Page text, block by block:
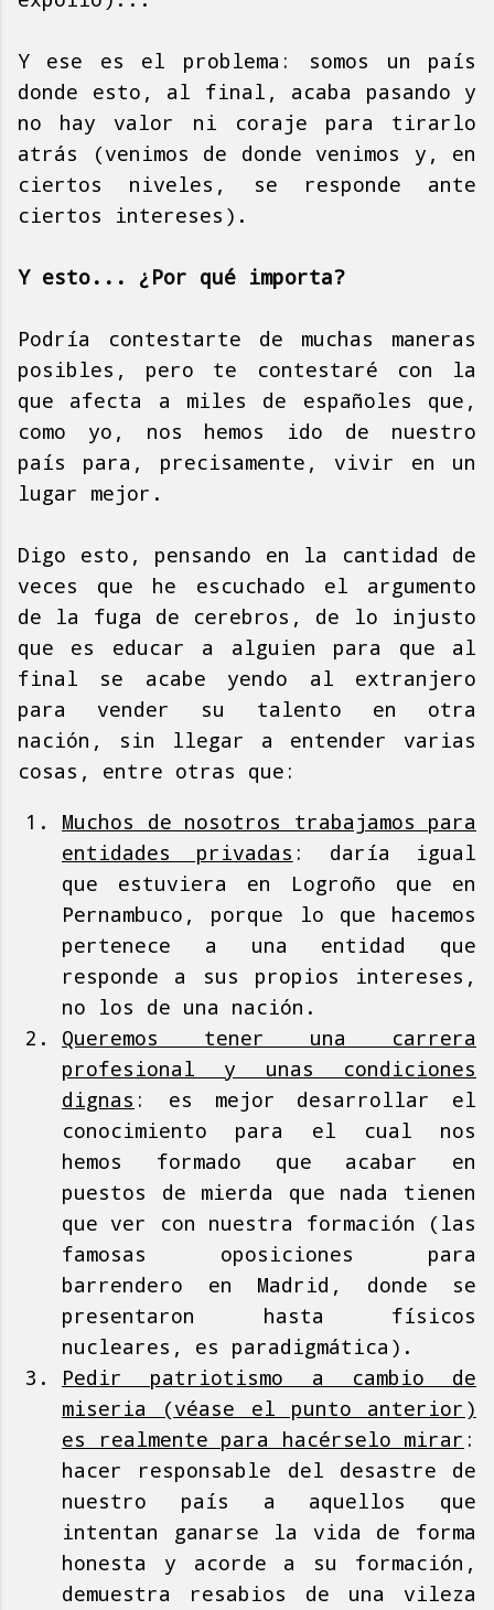
Y ese es el problema: somos un país
donde esto, al final, acaba pasando y
no hay valor ni coraje para tirarlo
atrás (venimos de donde venimos y, en
ciertos niveles, se responde ante
ciertos intereses).
Y esto... ¿Por qué importa?
Podría contestarte de muchas maneras
posibles, pero te contestaré con la
que afecta a miles de españoles que,
como yo, nos hemos ido de nuestro
país para, precisamente, vivir en un
lugar mejor.
Digo esto, pensando en la cantidad de
veces que he escuchado el argumento
de la fuga de cerebros, de lo injusto
que es educar a alguien para que al
final se acabe yendo al extranjero
para vender su talento en otra
nación, sin llegar a entender varias
cosas, entre otras que:
Muchos de nosotros trabajamos para
entidades privadas : daría igual
que estuviera en Logroño que en
Pernambuco, porque lo que hacemos
pertenece a una entidad que
responde a sus propios intereses,
no los de una nación.
Queremos tener una carrera
profesional y unas condiciones
dignas : es mejor desarrollar el
conocimiento para el cual nos
hemos formado que acabar en
puestos de mierda que nada tienen
que ver con nuestra formación (las
famosas oposiciones para
barrendero en Madrid, donde se
presentaron hasta físicos
nucleares, es paradigmática).
Pedir patriotismo a cambio de
miseria (véase el punto anterior)
es realmente para hacérselo mirar :
hacer responsable del desastre de
nuestro país a aquellos que
intentan ganarse la vida de forma
honesta y acorde a su formación,
demuestra resabios de una vileza